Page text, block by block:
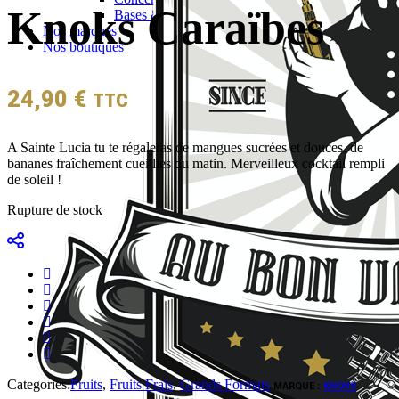
Bases & boosters
Nos marques
Nos boutiques
Knoks Caraïbes
24,90 € TTC
A Sainte Lucia tu te régaleras de mangues sucrées et douces, de
bananes fraîchement cueillies du matin. Merveilleux cocktail rempli
de soleil !
Rupture de stock
Categories:Fruits, Fruits Frais,Grands Formats MARQUE : KNOKS